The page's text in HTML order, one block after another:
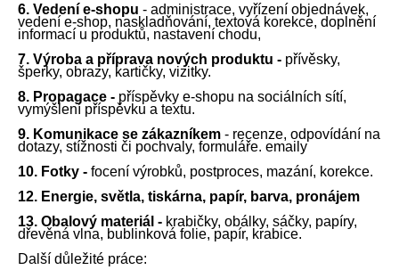
6. Vedení e-shopu - administrace, vyřízení objednávek,
vedení e-shop, naskladňování, textová korekce, doplnění
informací u produktů, nastavení chodu,
7. Výroba a příprava nových produktu - přívěsky,
šperky, obrazy, kartičky, vizitky.
8. Propagace - příspěvky e-shopu na sociá lních sítí,
vymýšlení příspěvku a textu.
9. Komunikace se zákazníkem - recenze, odpovídání na
dotazy, stížnosti či pochvaly, formuláře. emaily
10. Fotky - focení výrobků, postproces, mazání, korekce.
12. Energie, světla, tiskárna, papír, barva, pronájem
13. Obalový materiál - krabičky, obálky, sáčky, papíry,
dřevěná vlna, bublinková folie, papír, krabice.
Další důležité práce: